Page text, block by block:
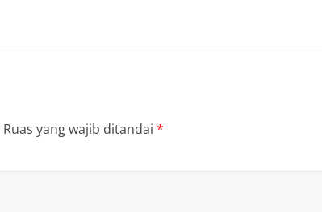
Ruas yang wajib ditandai *